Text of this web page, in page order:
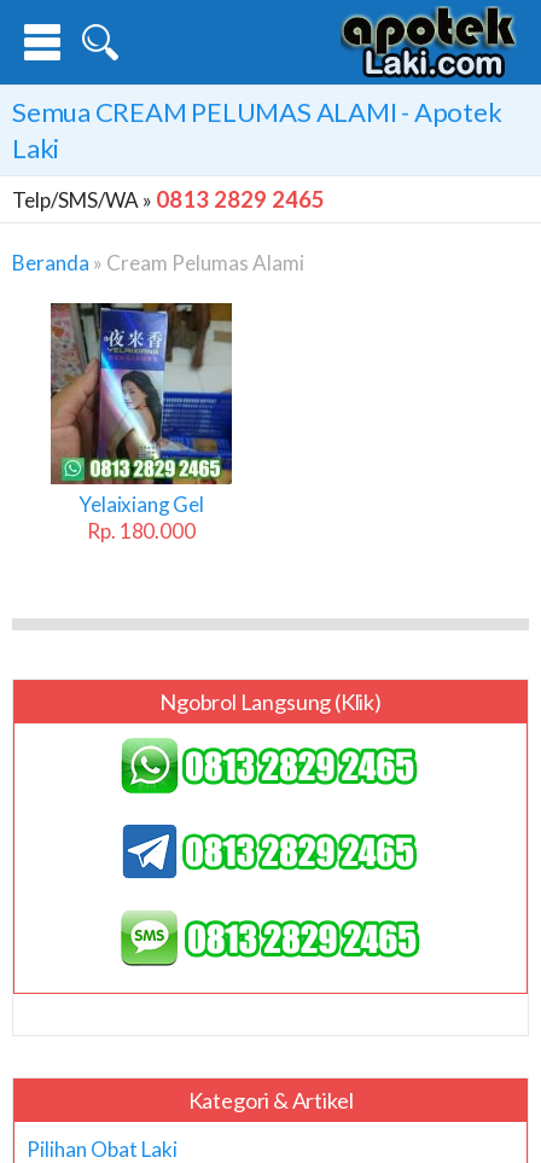
Semua CREAM PELUMAS ALAMI - Apotek
Laki
Telp/SMS/WA » 0813 2829 2465
Beranda » Cream Pelumas Alami
Cream
Pelumas
Alami
Yelaixiang Gel
Rp. 180.000
Ngobrol Langsung (klik)
Kategori & Artikel
Pilihan Obat Laki